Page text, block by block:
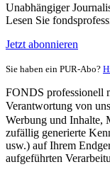
Unabhängiger
Lesen Sie
Jetzt abonnieren
Sie haben ein PUR-Abo?
FONDS professionell
Verantwortung von
Werbung und Inhalte,
zufällig generierte
usw.) auf Ihrem
aufgeführten